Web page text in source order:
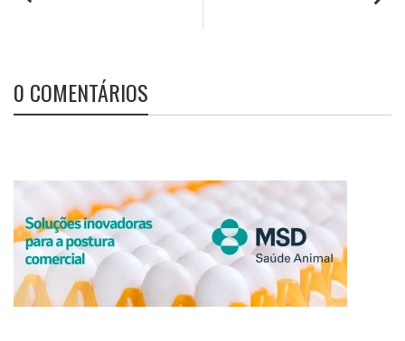
0 COMENTÁRIOS